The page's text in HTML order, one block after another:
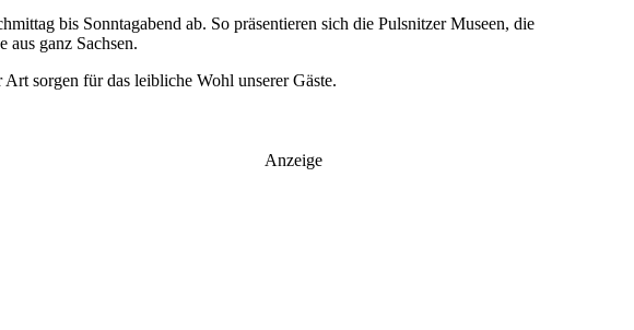
bis Sonntagabend ab. So präsentieren sich die Pulsnitzer Museen, die
ganz Sachsen.
sorgen für das leibliche Wohl unserer Gäste.
Anzeige